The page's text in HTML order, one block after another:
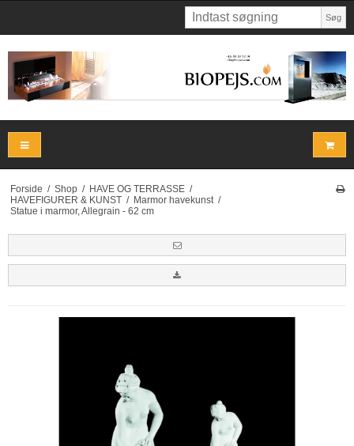
Søg
Forside / Shop / HAVE OG TERRASSE /
HAVEFIGURER & KUNST / Marmor havekunst /
Statue i marmor, Allegrain - 62 cm